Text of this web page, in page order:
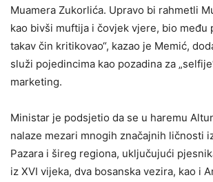
Muamera Zukorlića. Upravo bi rahmetli
kao bivši muftija i čovjek vjere, bio među
takav čin kritikovao“, kazao je Memić,
služi pojedincima kao pozadina za
marketing.
Ministar je podsjetio da se u haremu
nalaze mezari mnogih značajnih ličnosti
Pazara i šireg regiona, uključujući
iz XVI vijeka, dva bosanska vezira, kao i